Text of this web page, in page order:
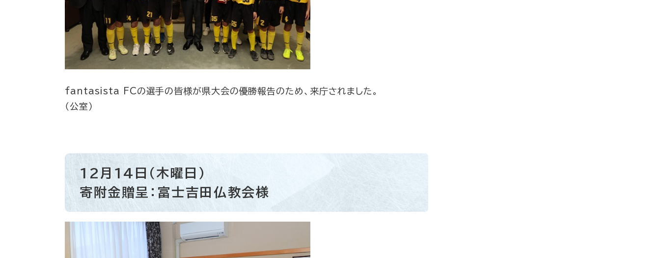
fantasista FCの選手の皆様が県大会の優勝報告のため、来庁されました。
（公室）
12月14日（木曜日）
寄附金贈呈：富士吉田仏教会様